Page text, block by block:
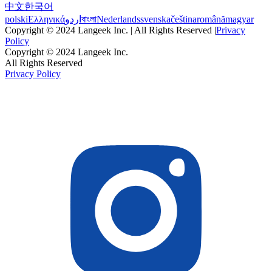
中文한국어
polskiΕλληνικάاردو বাংলাNederlandssvenskačeštinaromânămagyar
Copyright © 2024 Langeek Inc. | All Rights Reserved |Privacy
Policy
Copyright © 2024 Langeek Inc.
All Rights Reserved
Privacy Policy